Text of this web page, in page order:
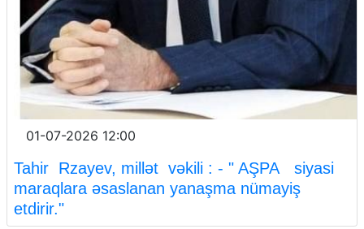
01-07-2026 12:00
Tahir Rzayev, millət vəkili : - " AŞPA siyasi
maraqlara əsaslanan yanaşma nümayiş
etdirir."